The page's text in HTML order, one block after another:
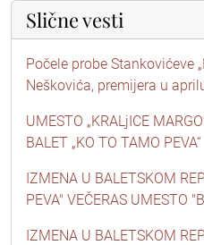
Slične vesti
Počele probe Stankovićeve
Neškovića, premijera u
UMESTO „KRALjICE
BALET „KO TO TAMO PEVA“
IZMENA U BALETSKOM
PEVA" VEČERAS UMESTO
IZMENA U BALETSKOM